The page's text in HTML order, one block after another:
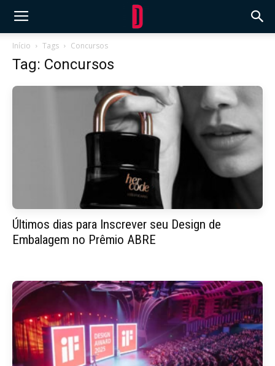
Início Tags Concursos
Tag: Concursos
Últimos dias para Inscrever seu Design de
Embalagem no Prêmio ABRE